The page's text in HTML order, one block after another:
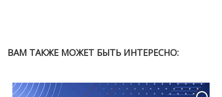
ВАМ ТАКЖЕ МОЖЕТ БЫТЬ ИНТЕРЕСНО: